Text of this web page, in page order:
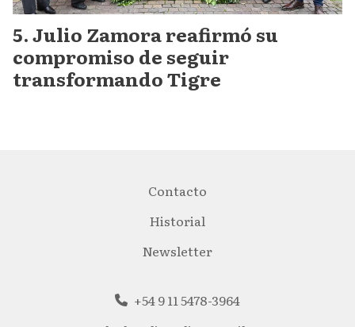
Julio Zamora reafirmó su
compromiso de seguir
transformando Tigre
Contacto
Historial
Newsletter
+54 9 11 5478-3964